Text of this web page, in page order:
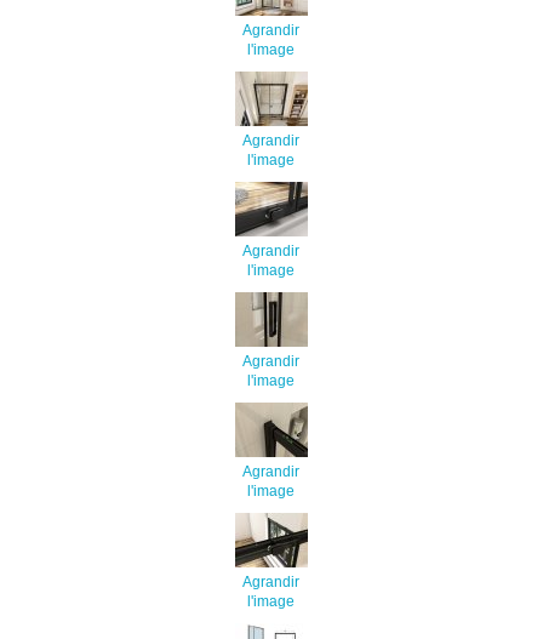
Agrandir
l'image
Agrandir
l'image
Agrandir
l'image
Agrandir
l'image
Agrandir
l'image
Agrandir
l'image